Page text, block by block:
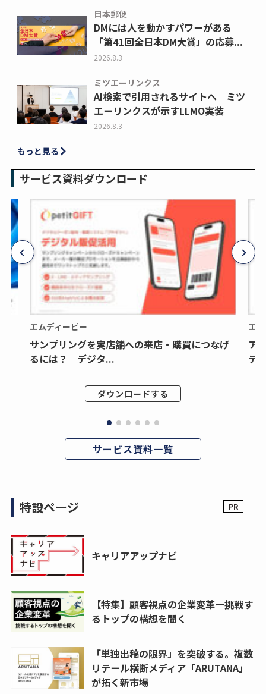
日本郵便
DMには人を動かすパワーがある
「第41回全日本DM大賞」の応募...
2026.8.3
ミツエーリンクス
AI検索で引用されるサイトへ ミツ
エーリンクスが示すLLMO実装
2026.8.3
もっと見る
サービス資料ダウンロード
エムディーピー
サンプリングを実店舗への来店・購買につなげ
るには？ デジタ...
ダウンロードする
エ
ア
デ
サービス資料一覧
特設ページ
キャリアアップナビ
【特集】顧客視点の企業変革ー挑戦す
るトップの構想を聞く
「単独出稿の限界」を突破する。複数
リテール横断メディア「ARUTANA」
が拓く新市場